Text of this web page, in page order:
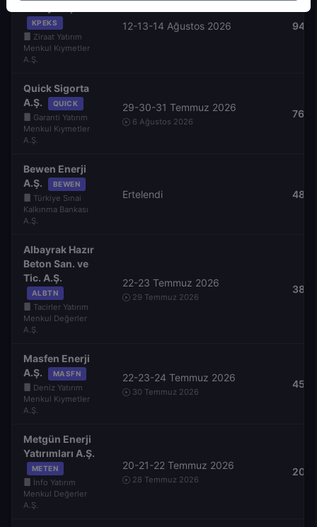
KPEKS
Ziraat Yatırım
Menkul Kıymetler
A.Ş.
12-13-14 Ağustos 2026
Quick Sigorta
A.Ş.
QUICK
Garanti Yatırım
Menkul Kıymetler
A.Ş.
29-30-31 Temmuz 2026
6 Ağustos 2026
Bewen Enerji
A.Ş.
BEWEN
Türkiye Sınai
Kalkınma Bankası
A.Ş.
Ertelendi
Albayrak Hazır
Beton San. ve
Tic. A.Ş.
ALBTN
Tacirler Yatırım
Menkul Değerler
A.Ş.
22-23 Temmuz 2026
29 Temmuz 2026
Masfen Enerji
A.Ş.
MASFN
Deniz Yatırım
Menkul Kıymetler
A.Ş.
22-23-24 Temmuz 2026
30 Temmuz 2026
Metgün Enerji
Yatırımları A.Ş.
METEN
İnfo Yatırım
Menkul Değerler
A.Ş.
20-21-22 Temmuz 2026
28 Temmuz 2026